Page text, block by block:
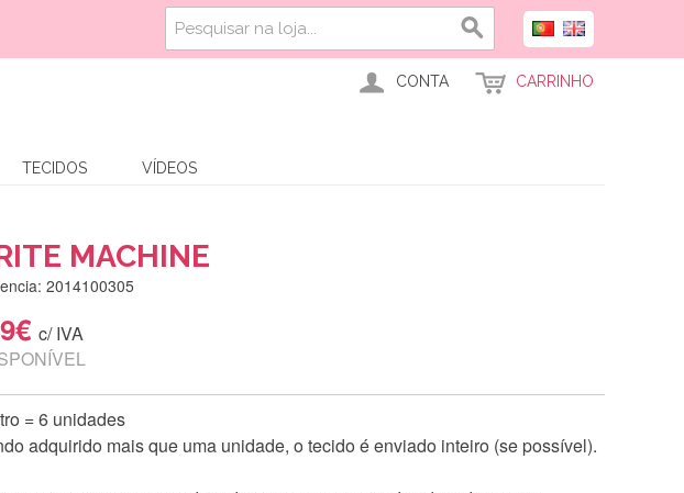
CONTA CARRINHO
TECIDOS VÍDEOS
MACHINE
2014100305
c/ IVA
= 6 unidades
adquirido mais que uma unidade, o tecido é enviado inteiro (se possível).